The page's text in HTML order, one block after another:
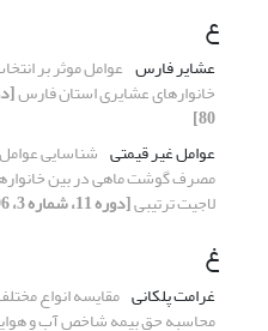
ع
عشایر فارس عوامل موثر بر
خانوارهای عشایری استان فارس
80]
عوامل غیر قیمتی شناسایی
مصرف گوشت ماهی در بین
لاجیت ترتیبی[دوره 11، شماره 3، 1396، صفحه 55-79]
غ
غرامت پلکانی مقایسه انواع
محاسبه حق بیمه شاخص آب و